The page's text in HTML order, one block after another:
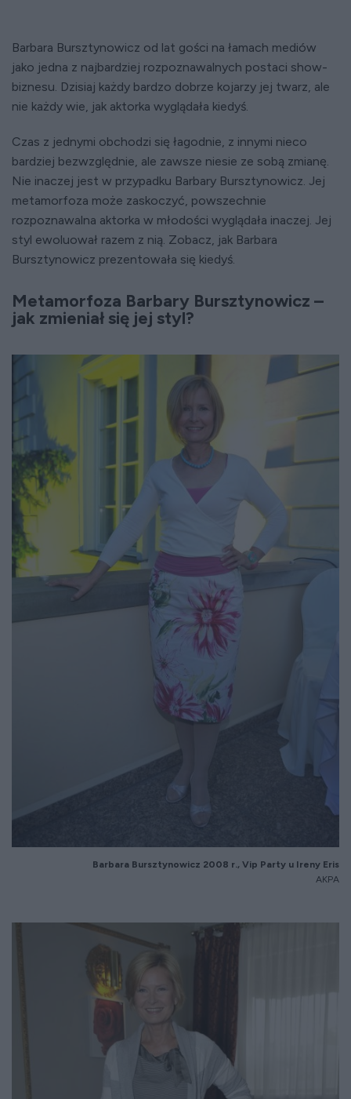
Barbara Bursztynowicz od lat gości na łamach mediów
jako jedna z najbardziej rozpoznawalnych postaci show-
biznesu. Dzisiaj każdy bardzo dobrze kojarzy jej twarz, ale
nie każdy wie, jak aktorka wyglądała kiedyś.
Czas z jednymi obchodzi się łagodnie, z innymi nieco
bardziej bezwzględnie, ale zawsze niesie ze sobą zmianę.
Nie inaczej jest w przypadku Barbary Bursztynowicz. Jej
metamorfoza może zaskoczyć, powszechnie
rozpoznawalna aktorka w młodości wyglądała inaczej. Jej
styl ewoluował razem z nią. Zobacz, jak Barbara
Bursztynowicz prezentowała się kiedyś.
Metamorfoza Barbary Bursztynowicz –
jak zmieniał się jej styl?
Barbara Bursztynowicz 2008 r., Vip Party u Ireny Eris
AKPA